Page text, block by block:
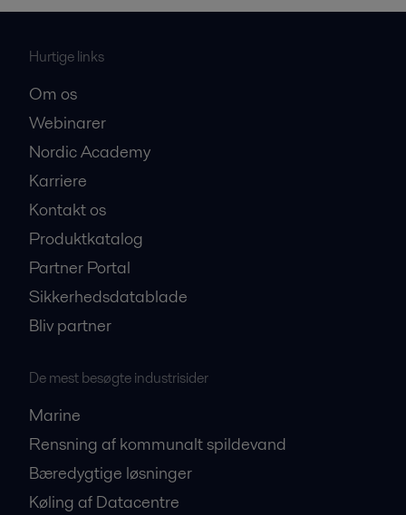
Hurtige links
Om os
Webinarer
Nordic Academy
Karriere
Kontakt os
Produktkatalog
Partner Portal
Sikkerhedsdatablade
Bliv partner
De mest besøgte industrisider
Marine
Rensning af kommunalt spildevand
Bæredygtige løsninger
Køling af Datacentre